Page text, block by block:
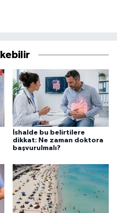
İshalde bu belirtilere
dikkat: Ne zaman doktora
başvurulmalı?